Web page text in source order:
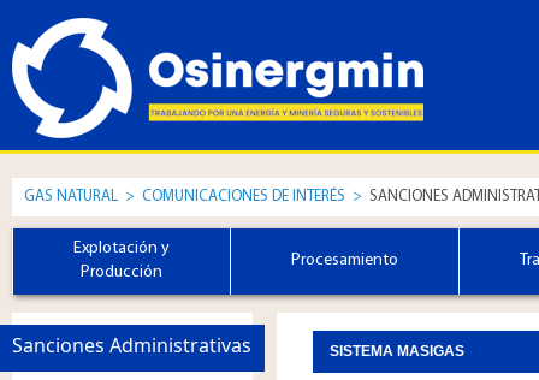
GAS NATURAL > COMUNICACIONES DE INTERÉS > SANCIONES
Explotación y
Producción
Procesamiento
Sanciones Administrativas SISTEMA MASIGAS